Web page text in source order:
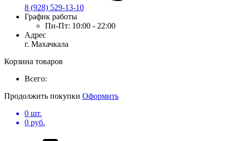
8 (928) 529-13-10
График работы
Пн-Пт: 10:00 - 22:00
Адрес
г. Махачкала
Корзина товаров
Всего:
Продолжить покупки Оформить
0 шт.
0 руб.